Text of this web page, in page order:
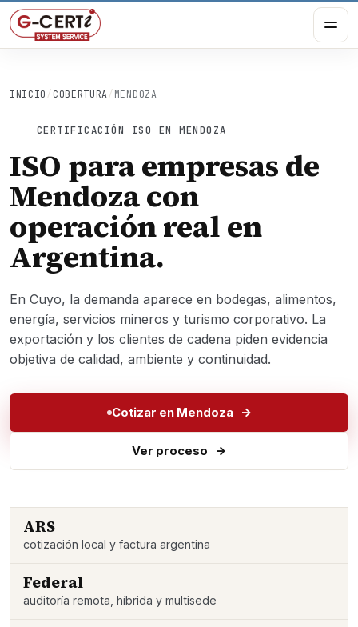
INICIO / COBERTURA / MENDOZA
CERTIFICACIÓN ISO EN MENDOZA
ISO para empresas de
Mendoza con
operación real en
Argentina.
En Cuyo, la demanda aparece en bodegas, alimentos,
energía, servicios mineros y turismo corporativo. La
exportación y los clientes de cadena piden evidencia
objetiva de calidad, ambiente y continuidad.
Cotizar en Mendoza
Ver proceso
ARS
cotización local y factura argentina
Federal
auditoría remota, híbrida y multisede